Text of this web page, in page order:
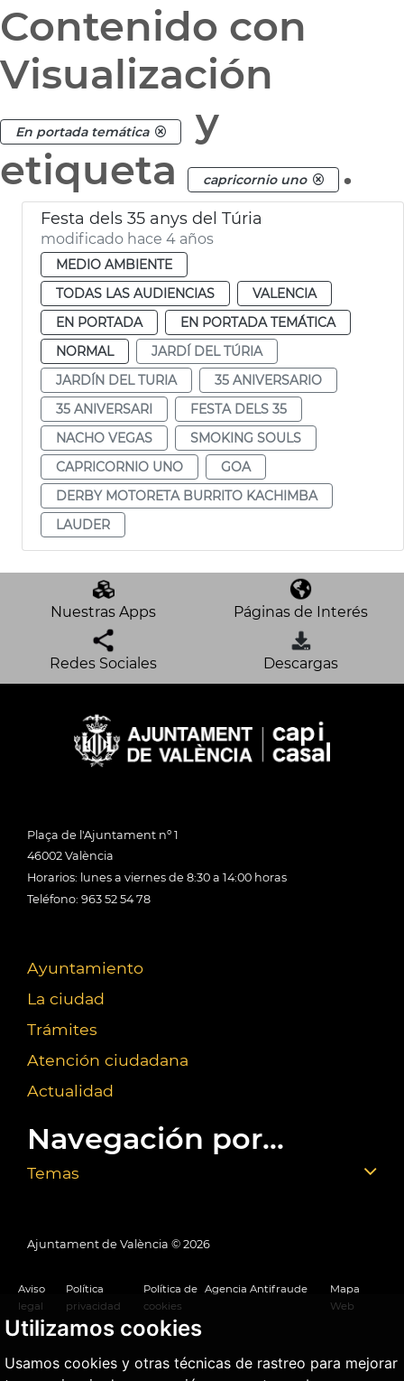
Utilizamos cookies
Usamos cookies y otras técnicas de rastreo para mejorar
Contenido con
Visualización
En portada temática
y
etiqueta
capricornio uno .
Festa dels 35 anys del Túria
modificado hace 4 años
MEDIO AMBIENTE
TODAS LAS AUDIENCIAS
VALENCIA
EN PORTADA
EN PORTADA TEMÁTICA
NORMAL
JARDÍ DEL TÚRIA
JARDÍN DEL TURIA
35 ANIVERSARIO
35 ANIVERSARI
FESTA DELS 35
NACHO VEGAS
SMOKING SOULS
CAPRICORNIO UNO
GOA
DERBY MOTORETA BURRITO KACHIMBA
LAUDER
Nuestras Apps Páginas de Interés
Redes Sociales Descargas
Plaça de l'Ajuntament nº 1
46002 València
Horarios: lunes a viernes de 8:30 a 14:00 horas
Teléfono: 963 52 54 78
Ayuntamiento
La ciudad
Trámites
Atención ciudadana
Actualidad
Navegación por...
Temas
Ajuntament de València © 2026
Aviso
legal
Política
privacidad
Política de
cookies
Agencia Antifraude
Mapa
Web